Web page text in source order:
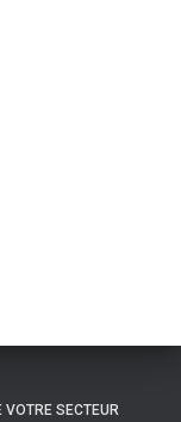
VOTRE SECTEUR